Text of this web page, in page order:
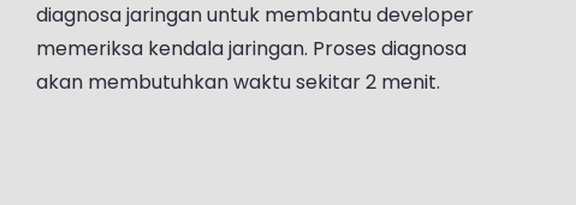
diagnosa jaringan untuk membantu developer
memeriksa kendala jaringan. Proses diagnosa
akan membutuhkan waktu sekitar 2 menit.